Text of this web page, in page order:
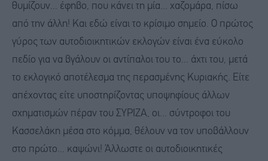
θυμίζουν... έφηβο, που κάνει τη μία... χαζομάρα, πίσω
από την άλλη! Και εδώ είναι το κρίσιμο σημείο. Ο πρώτος
γύρος των αυτοδιοικητικών εκλογών είναι ένα εύκολο
πεδίο για να βγάλουν οι αντίπαλοι του το... άχτι του, μετά
το εκλογικό αποτέλεσμα της περασμένης Κυριακής. Είτε
απέχοντας είτε υποστηρίζοντας υποψηφίους άλλων
σχηματισμών πέραν του ΣΥΡΙΖΑ, οι... σύντροφοι του
Κασσελάκη μέσα στο κόμμα, θέλουν να τον υποβάλλουν
στο πρώτο... καψώνι! Άλλωστε οι αυτοδιοικητικές